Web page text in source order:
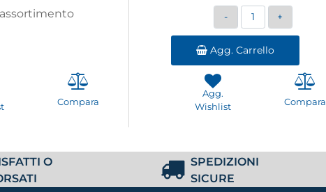
Compara
Quantità
Agg. Carrello
Agg.
Wishlist
Compara
O
SPEDIZIONI
SICURE